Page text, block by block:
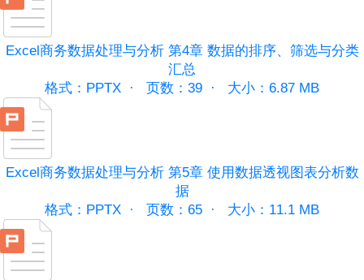
Excel商务数据处理与分析 第4章 数据的排序、筛选与分类
汇总
格式：PPTX ·
页数：39 · 大小：6.87 MB
Excel商务数据处理与分析 第5章 使用数据透视图表分析数
据
格式：PPTX ·
页数：65 · 大小：11.1 MB